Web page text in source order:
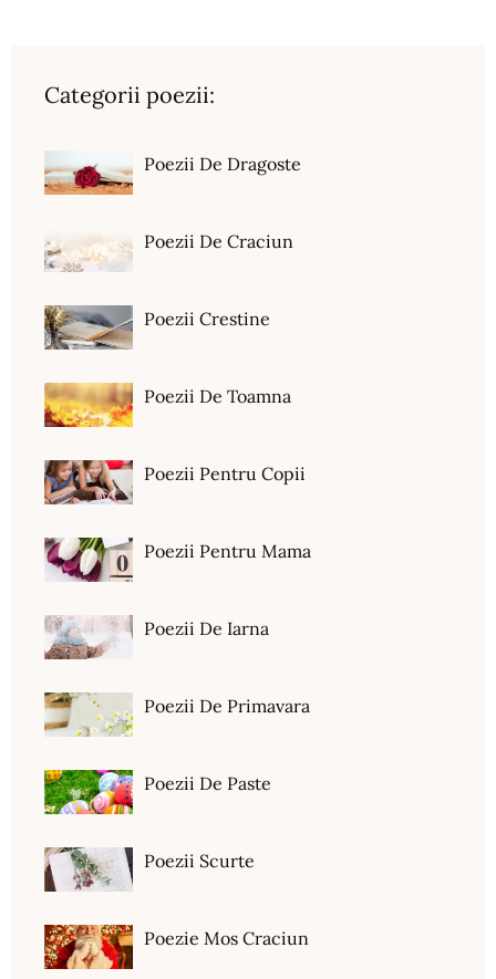
Categorii poezii:
Poezii De Dragoste
Poezii De Craciun
Poezii Crestine
Poezii De Toamna
Poezii Pentru Copii
Poezii Pentru Mama
Poezii De Iarna
Poezii De Primavara
Poezii De Paste
Poezii Scurte
Poezie Mos Craciun